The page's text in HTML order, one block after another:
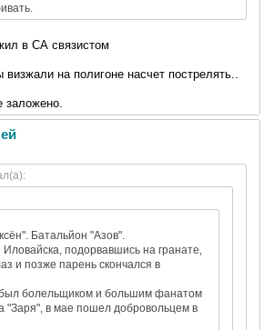
в СА связистом
на полигоне насчет пострелять..
заложено.
Батальйон "Азов".
подорвавшись на гранате,
и позже парень скончался в
был болельщиком и большим фанатом
"Заря", в мае пошел добровольцем в